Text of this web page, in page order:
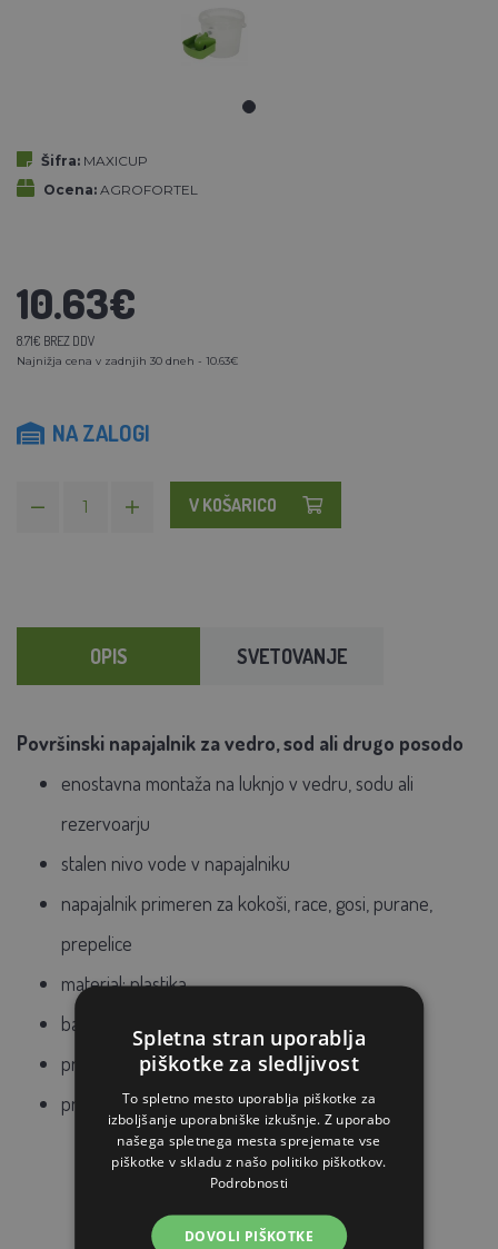
Šifra: MAXICUP
Ocena: AGROFORTEL
10.63€
8.71€ BREZ DDV
Najnižja cena v zadnjih 30 dneh - 10.63€
NA ZALOGI
V KOŠARICO
OPIS SVETOVANJE
Površinski napajalnik za vedro, sod ali drugo posodo
enostavna montaža na luknjo v vedru, sodu ali
rezervoarju
stalen nivo vode v napajalniku
napajalnik primeren za kokoši, race, gosi, purane,
prepelice
material: plastika
barva: modra
premer grla 12 mm
prostornina cca 300 ml
Spletna stran uporablja
piškotke za sledljivost
To spletno mesto uporablja piškotke za
izboljšanje uporabniške izkušnje. Z uporabo
našega spletnega mesta sprejemate vse
piškotke v skladu z našo politiko piškotkov.
Podrobnosti
DOVOLI PIŠKOTKE